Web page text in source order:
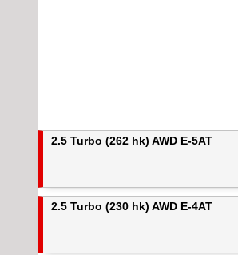
2.5 Turbo (262 hk) AWD E-5AT
2.5 Turbo (230 hk) AWD E-4AT